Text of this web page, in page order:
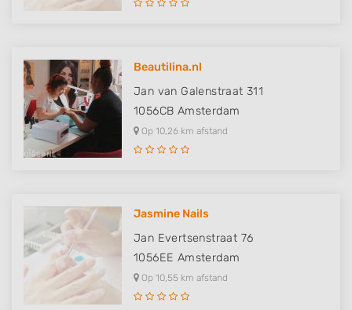
Beautilina.nl
Jan van Galenstraat 311
1056CB Amsterdam
Op 10,26 km afstand
Jasmine Nails
Jan Evertsenstraat 76
1056EE Amsterdam
Op 10,55 km afstand